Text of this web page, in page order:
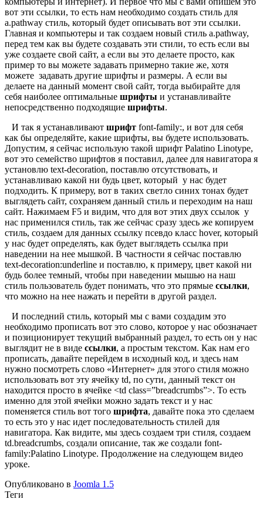
вот эти ссылки, то есть нам необходимо создать стиль для
a.pathway стиль, который будет описывать вот эти ссылки.
Главная и компьютеры и так создаем новый стиль a.pathway,
перед тем как вы будете создавать эти стили, то есть если вы
уже создаете свой сайт, а если вы это делаете просто, как
пример то вы можете задавать примерно такие же, хотя
можете задавать другие шрифты и размеры. А если вы
делаете на данный момент свой сайт, тогда выбирайте для
себя наиболее оптимальные шрифты и устанавливайте
непосредственно подходящие шрифты.
И так я устанавливают шрифт font-family:, и вот для себя
как бы определяйте, какие шрифты, вы будете использовать.
Допустим, я сейчас использую такой шрифт Palatino Linotype,
вот это семейство шрифтов я поставил, далее для навигатора я
установлю text-decoration, поставлю отсутствовать, и
устанавливаю какой ни будь цвет, который у нас будет
подходить. К примеру, вот в таких светло синих тонах будет
выглядеть сайт, сохраняем данный стиль и переходим на наш
сайт. Нажимаем F5 и видим, что для вот этих двух ссылок у
нас применился стиль, так же сейчас сразу здесь же копируем
стиль, создаем для данных ссылку псевдо класс hover, который
у нас будет определять, как будет выглядеть ссылка при
наведении на нее мышкой. В частности я сейчас поставлю
text-decoration:underline и поставлю, к примеру, цвет какой ни
будь более темный, чтобы при наведении мышью на наш
стиль пользователь будет понимать, что это прямые ссылки,
что можно на нее нажать и перейти в другой раздел.
И последний стиль, который мы с вами создадим это
необходимо прописать вот это слово, которое у нас обозначает
и позиционирует текущий выбранный раздел, то есть он у нас
выглядит не в виде ссылки, а простым текстом. Как нам его
прописать, давайте перейдем в исходный код, и здесь нам
нужно посмотреть слово «Интернет» для этого стиля можно
использовать вот эту ячейку td, по сути, данный текст он
находится просто в ячейке <td class=”breadcrumbs”>. То есть
именно для этой ячейки можно задать текст и у нас
поменяется стиль вот того шрифта, давайте пока это сделаем
то есть это у нас идет последовательность стилей для
навигатора. Как видите, мы здесь создаем три стиля, создаем
td.breadcrumbs, создали описание, так же создали font-
family:Palatino Linotype. Продолжение на следующем видео
уроке.
Опубликовано в Joomla 1.5
Теги